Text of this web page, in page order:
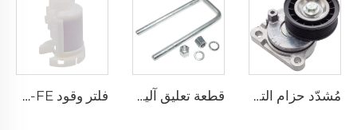
مُشدّد حزام التوقيت الجديد للمحرك الآلي 6E5Z-6A228-B لسيارات فورد ثاندربرد ترانزيت 2.3 T23HDEX قطعة تعليق آلية 90117-T0002 نابض لوح خلفي 2L 2L-T 3L 5L 1KD-FTV 2KD-FTV مسمار U لسيارة تويوتا هيلوكس VI بييك أب فلتر وقود 1G-FE 1MZ-FE للجملة لمحرك السيارة 23300-21010 لسيارات لكزس تويوتا بريوس كراون رويال كامري صالون 2.4